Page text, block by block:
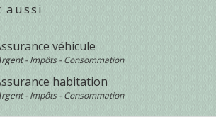
aussi
véhicule
- Impôts - Consommation
habitation
- Impôts - Consommation